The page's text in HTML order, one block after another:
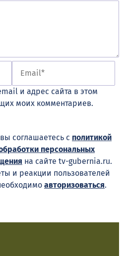
и адрес сайта в этом
моих комментариев.
соглашаетесь с политикой
персональных
на сайте tv-gubernia.ru.
и реакции пользователей
авторизоваться.